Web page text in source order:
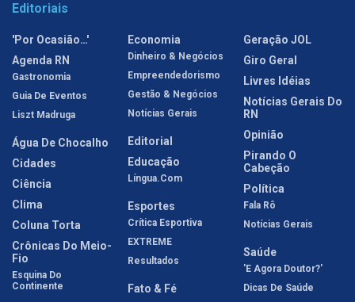
Editoriais
'Por Ocasião…'
Agenda RN
Gastronomia
Guia De Eventos
Liszt Madruga
Água De Chocalho
Cidades
Ciência
Clima
Coluna Torta
Crônicas Do Meio-
Fio
Esquina Do
Continente
Economia
Dinheiro & Negócios
Empreendedorismo
Gestão & Negócios
Notícias Gerais
Editorial
Educação
Língua.com
Esportes
Crítica Esportiva
EXTREME
Resultados
Fato & Fé
Geração JOL
Giro Geral
Livres Idéias
Notícias Gerais Do
RN
Opinião
Pirando O
Cabeção
Política
Fala Rô
Notícias Gerais
Saúde
'E Agora Doutor?'
Dicas De Saúde